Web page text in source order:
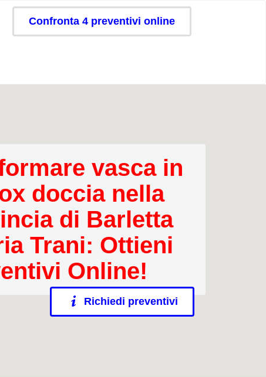
Confronta 4 preventivi online
vasca in
doccia nella
di Barletta
Trani: Ottieni
Online!
Richiedi preventivi